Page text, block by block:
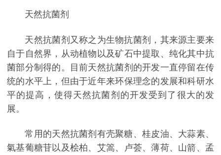
天然抗菌剂
天然抗菌剂又称之为生物抗菌剂，其来源主要来
自于自然界，从动植物以及矿石中提取、纯化其中抗
菌部分制得的。目前天然抗菌剂的开发一直停留在传
统的水平上，但由于近年来环保理念的发展和科研水
平的提高，使得天然抗菌剂的开发受到了很大的发
展。
常用的天然抗菌剂有壳聚糖、桂皮油、大蒜素、
氣基葡糖苷以及桧柏、艾篙、卢荟、薄荷、山箭、孟